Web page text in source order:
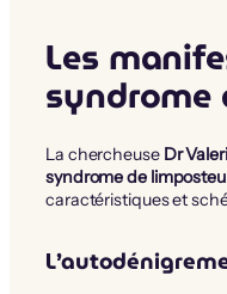
Les
syndrome
La chercheuse Dr
syndrome de
caractéristiques et